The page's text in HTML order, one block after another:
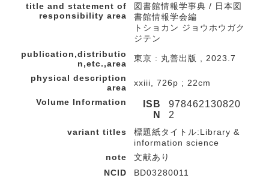
title and statement of
responsibility area
図書館情報学事典 / 日本図
書館情報学会編
トショカン ジョウホウガク
ジテン
publication,distributio
n,etc.,area
東京 : 丸善出版 , 2023.7
physical description
area
xxiii, 726p ; 22cm
Volume Information
ISB
N
978462130820
2
variant titles
標題紙タイトル:Library &
information science
note
文献あり
NCID
BD03280011